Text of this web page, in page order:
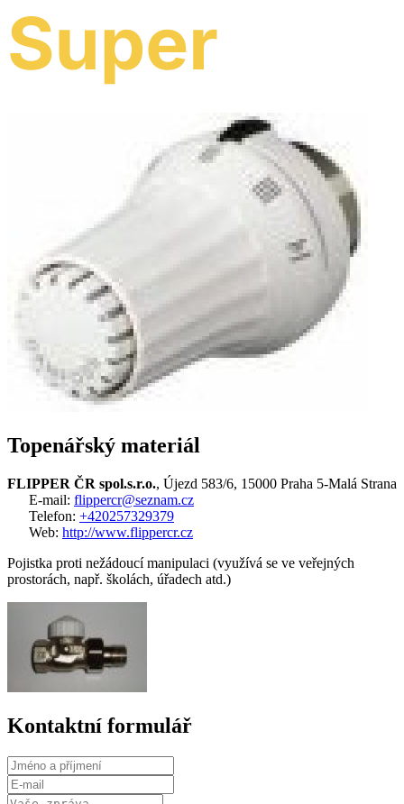
Topenářský materiál
FLIPPER ČR spol.s.r.o., Újezd 583/6, 15000 Praha 5-Malá Strana
E-mail: flippercr@seznam.cz
Telefon: +420257329379
Web: http://www.flippercr.cz
Pojistka proti nežádoucí manipulaci (využívá se ve veřejných
prostorách, např. školách, úřadech atd.)
Kontaktní formulář